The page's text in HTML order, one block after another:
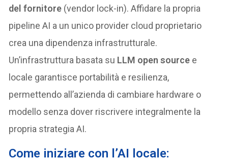
del fornitore (vendor lock-in). Affidare la propria
pipeline AI a un unico provider cloud proprietario
crea una dipendenza infrastrutturale.
Un’infrastruttura basata su LLM open source e
locale garantisce portabilità e resilienza,
permettendo all’azienda di cambiare hardware o
modello senza dover riscrivere integralmente la
propria strategia AI.
Come iniziare con l’AI locale: